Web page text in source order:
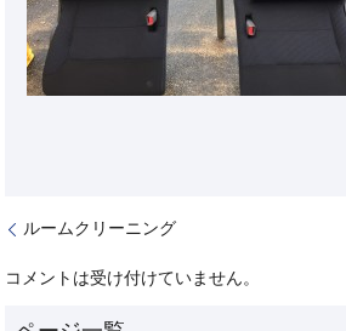
ルームクリーニング
コメントは受け付けていません。